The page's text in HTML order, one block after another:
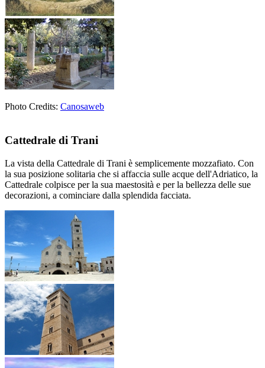
Photo Credits: Canosaweb
Cattedrale di Trani
La vista della Cattedrale di Trani è semplicemente mozzafiato. Con
la sua posizione solitaria che si affaccia sulle acque dell'Adriatico, la
Cattedrale colpisce per la sua maestosità e per la bellezza delle sue
decorazioni, a cominciare dalla splendida facciata.